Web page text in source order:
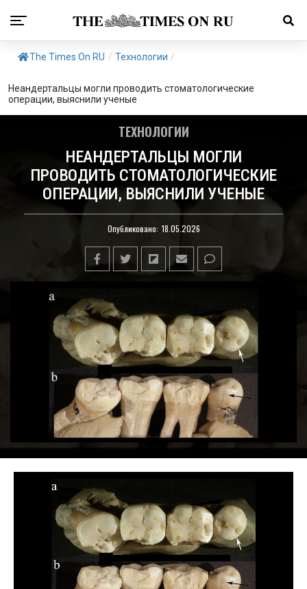
The Times On RU / Технологии /
Неандертальцы могли проводить стоматологические
операции, выяснили ученые
ТЕХНОЛОГИИ
НЕАНДЕРТАЛЬЦЫ МОГЛИ
ПРОВОДИТЬ СТОМАТОЛОГИЧЕСКИЕ
ОПЕРАЦИИ, ВЫЯСНИЛИ УЧЕНЫЕ
Опубликовано: 18.05.2026